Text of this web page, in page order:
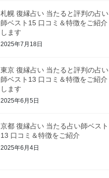
札幌 復縁占い 当たると評判の占い
師ベスト15 口コミ＆特徴をご紹介
します
2025年7月18日
東京 復縁占い 当たると評判の占い
師ベスト13 口コミ＆特徴をご紹介
します
2025年6月5日
京都 復縁占い 当たる占い師ベスト
13 口コミ＆特徴をご紹介
2025年6月4日